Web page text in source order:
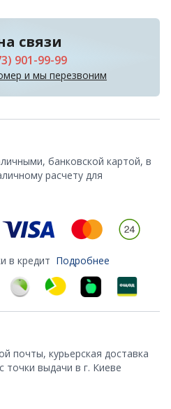
связи
901-99-99
и мы перезвоним
банковской картой, в
расчету для
в кредит Подробнее
почты, курьерская доставка
выдачи в г. Киеве